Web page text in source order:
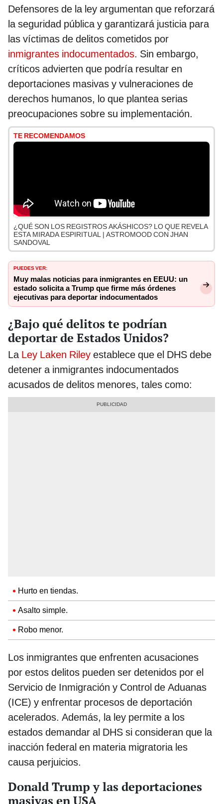
Defensores de la ley argumentan que reforzará
la seguridad pública y garantizará justicia para
las víctimas de delitos cometidos por
inmigrantes indocumentados. Sin embargo,
críticos advierten que podría resultar en
deportaciones masivas y vulneraciones de
derechos humanos, lo que plantea serias
preocupaciones sobre su implementación.
TE RECOMENDAMOS
¿QUÉ SON LOS REGISTROS AKÁSHICOS? LO QUE REVELA
ESTA MIRADA ESPIRITUAL | ASTROMOOD CON JHAN
SANDOVAL
PUEDES VER:
Muy malas noticias para inmigrantes en EEUU: un
estado solicita a Trump que firme más órdenes
ejecutivas para deportar indocumentados
¿Bajo qué delitos te podrían
deportar de Estados Unidos?
LaLey Laken Riley establece que el DHS debe
detener a inmigrantes indocumentados
acusados de delitos menores, tales como:
Hurto en tiendas.
Asalto simple.
Robo menor.
Los inmigrantes que enfrenten acusaciones
por estos delitos pueden ser detenidos por el
Servicio de Inmigración y Control de Aduanas
(ICE) y enfrentar procesos de deportación
acelerados. Además, la ley permite a los
estados demandar al DHS si consideran que la
inacción federal en materia migratoria les
causa perjuicios.
Donald Trump y las deportaciones
masivas en USA